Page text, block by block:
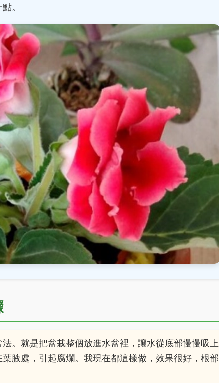
。
。就是把盆栽整個放進水盆裡，讓水從底部慢慢吸上
腋處，引起腐爛。我現在都這樣做，效果很好，根部